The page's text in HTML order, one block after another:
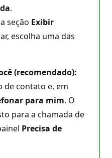
.
seção Exibir
escolha uma das
(recomendado):
de contato e, em
para mim. O
para a chamada de
Precisa de